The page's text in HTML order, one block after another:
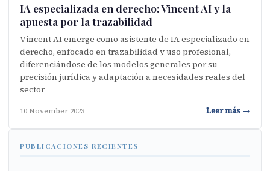
IA especializada en derecho: Vincent AI y la
apuesta por la trazabilidad
Vincent AI emerge como asistente de IA especializado en
derecho, enfocado en trazabilidad y uso profesional,
diferenciándose de los modelos generales por su
precisión jurídica y adaptación a necesidades reales del
sector
10 November 2023 Leer más →
PUBLICACIONES RECIENTES